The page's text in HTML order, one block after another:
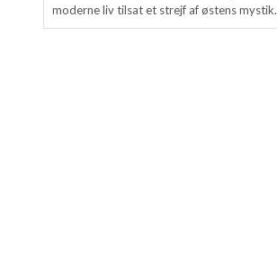
moderne liv tilsat et strejf af østens mystik.